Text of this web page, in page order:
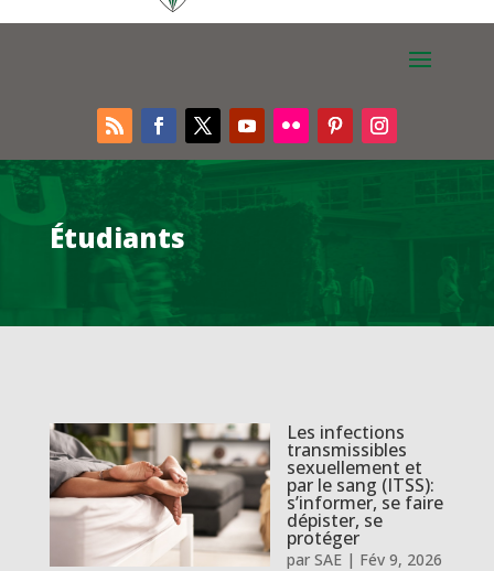
Étudiants
Les infections
transmissibles
sexuellement et
par le sang (ITSS):
s’informer, se faire
dépister, se
protéger
par SAE| Fév 9, 2026